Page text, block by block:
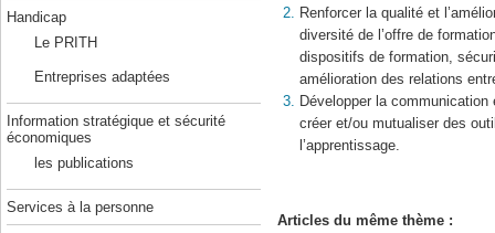
Handicap
Le PRITH
Entreprises adaptées
Information stratégique et sécurité
économiques
les publications
Services à la personne
Renforcer la qualité et
diversité de l’offre de
dispositifs de formation,
amélioration des relations
Développer la
créer et/ou mutualiser des
l’apprentissage.
Articles du même thème :